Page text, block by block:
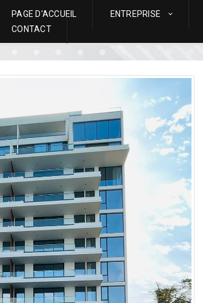
PAGE D'ACCUEIL ENTREPRISE
CONTACT